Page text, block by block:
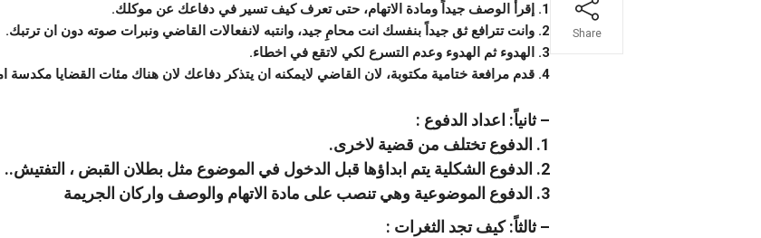
Share
1. إقرأ الوصف جيداً ومادة الاتهام، حتى تعرف كيف تسير في دفاعك عن موكلك.
2. وانت تترافع ثق جيداً بنفسك انت محامِ جيد، وانتبه لانفعالات القاضي ونبرات صوته دون ان ترتبك.
3. الهدوء ثم الهدوء وعدم التسرع لكي لاتقع في اخطاء.
4. قدم مرافعة ختامية مكتوبة، لان القاضي لايمكنه ان يتذكر دفاعك لان هناك مئات القضايا مكدسة امامه.
– ثانياً: اعداد الدفوع :
1. الدفوع تختلف من قضية لاخرى.
2. الدفوع الشكلية يتم ابداؤها قبل الدخول في الموضوع مثل بطلان القبض ، التفتيش..
3. الدفوع الموضوعية وهي تنصب على مادة الاتهام والوصف واركان الجريمة
– ثالثاً: كيف تجد الثغرات :